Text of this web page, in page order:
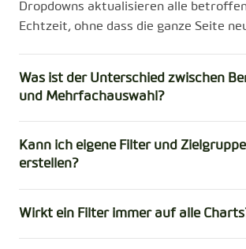
Dropdowns aktualisieren alle
Echtzeit, ohne dass die ganze Seite
Was ist der Unterschied zwischen
und Mehrfachauswahl?
Kann ich eigene Filter und
erstellen?
Wirkt ein Filter immer auf alle